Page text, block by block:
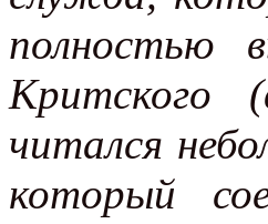
полностью
Критского
читался
который